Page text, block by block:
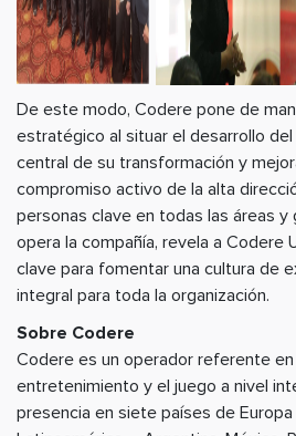
De este modo, Codere pone de
estratégico al situar el desarrollo
central de su transformación y
compromiso activo de la alta
personas clave en todas las áreas y
opera la compañía, revela a Codere
clave para fomentar una cultura de
integral para toda la organización.
Sobre Codere
Codere es un operador referente
entretenimiento y el juego a nivel
presencia en siete países de